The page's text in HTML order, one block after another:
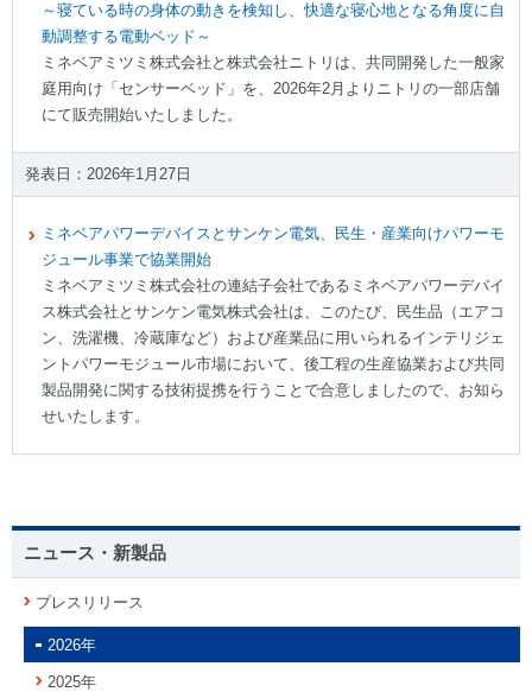
～寝ている時の身体の動きを検知し、快適な寝心地となる角度に自
動調整する電動ベッド～
ミネベアミツミ株式会社と株式会社ニトリは、共同開発した一般家
庭用向け「センサーベッド」を、2026年2月よりニトリの一部店舗
にて販売開始いたしました。
2026年1月27日
ミネベアパワーデバイスとサンケン電気、民生・産業向けパワーモ
ジュール事業で協業開始
ミネベアミツミ株式会社の連結子会社であるミネベアパワーデバイ
ス株式会社とサンケン電気株式会社は、このたび、民生品（エアコ
ン、洗濯機、冷蔵庫など）および産業品に用いられるインテリジェ
ントパワーモジュール市場において、後工程の生産協業および共同
製品開発に関する技術提携を行うことで合意しましたので、お知ら
せいたします。
ニュース・新製品
プレスリリース
2026年
2025年